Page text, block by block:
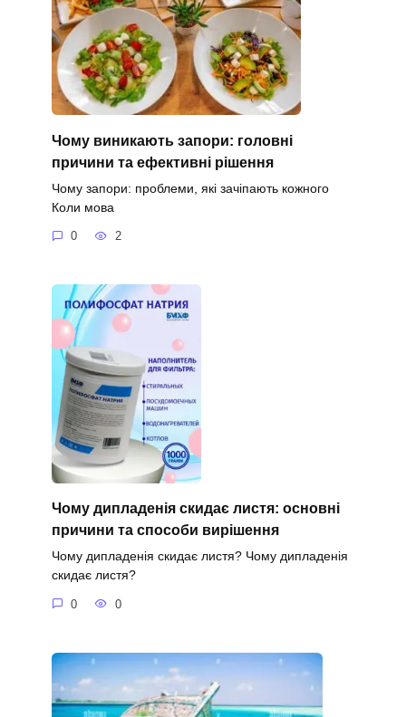
Чому виникають запори: головні
причини та ефективні рішення
Чому запори: проблеми, які зачіпають кожного
Коли мова
0 2
Чому дипладенія скидає листя: основні
причини та способи вирішення
Чому дипладенія скидає листя? Чому дипладенія
скидає листя?
0 0